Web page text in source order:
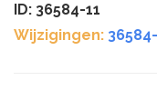
ID: 36584-11
Wijzigingen: